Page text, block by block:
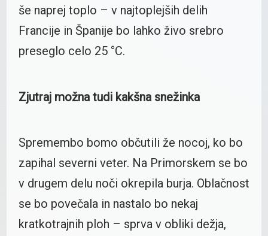
še naprej toplo – v najtoplejših delih
Francije in Španije bo lahko živo srebro
preseglo celo 25 °C.
Zjutraj možna tudi kakšna snežinka
Spremembo bomo občutili že nocoj, ko bo
zapihal severni veter. Na Primorskem se bo
v drugem delu noči okrepila burja. Oblačnost
se bo povečala in nastalo bo nekaj
kratkotrajnih ploh – sprva v obliki dežja,